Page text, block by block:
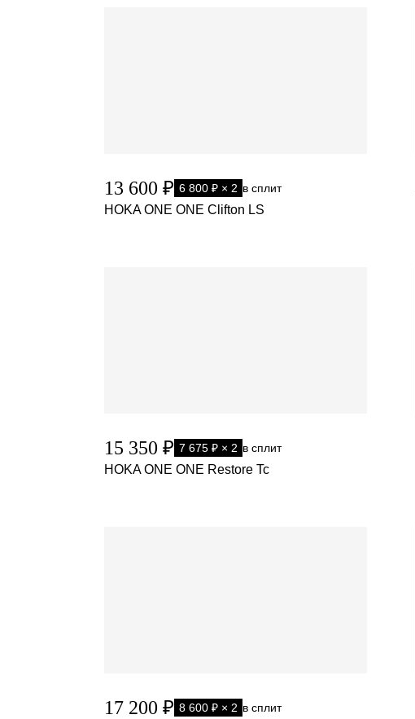
13 600 ₽ 6 800 ₽ × 2 в сплит
HOKA ONE ONE Clifton LS
15 350 ₽ 7 675 ₽ × 2 в сплит
HOKA ONE ONE Restore Tc
17 200 ₽ 8 600 ₽ × 2 в сплит